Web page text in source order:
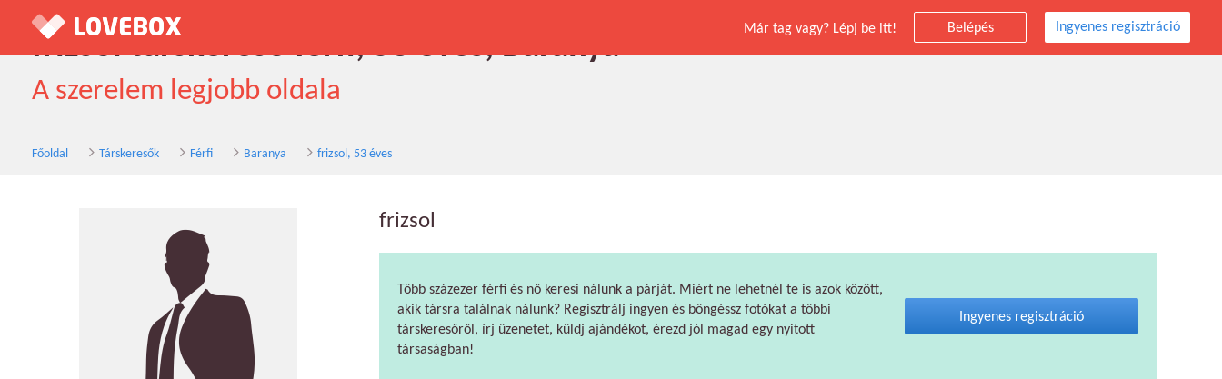
Már tag vagy? Lépj be itt! Belépés Ingyenes regisztráció
frizsol társkereső férfi, 53 éves, Baranya
A szerelem legjobb oldala
Főoldal Társkeresők Férfi Baranya frizsol, 53 éves
frizsol
Több százezer férfi és nő keresi nálunk a párját. Miért ne lehetnél te is azok között,
akik társra találnak nálunk? Regisztrálj ingyen és böngéssz fotókat a többi
társkeresőről, írj üzenetet, küldj ajándékot, érezd jól magad egy nyitott
társaságban!
Ingyenes regisztráció